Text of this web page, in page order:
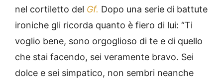
nel cortiletto del Gf. Dopo una serie di battute
ironiche gli ricorda quanto è fiero di lui: “Ti
voglio bene, sono orgoglioso di te e di quello
che stai facendo, sei veramente bravo. Sei
dolce e sei simpatico, non sembri neanche